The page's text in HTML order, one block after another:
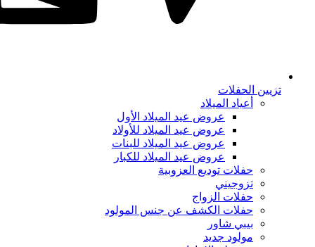
تزيين الحفلات
أعياد الميلاد
عروض عيد الميلاد الأول
عروض عيد الميلاد للأولاد
عروض عيد الميلاد للبنات
عروض عيد الميلاد للكبار
حفلات توديع العزوبية
تزوجيني
حفلات الزواج
حفلات الكشف عن جنس المولود
بيبي شاور
مولود جديد